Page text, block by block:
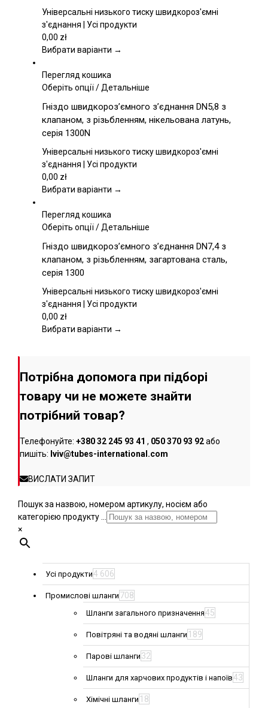
Параметри
можна
на
товару
Універсальні низького тиску швидкороз'ємні
з'єднання | Усі продукти
0,00 zł
Вибрати варіанти →
Перегляд кошика
Оберіть опціїЦей
має
кілька
Параметри
можна
на
товару
/Детальніше
Гніздо швидкороз’ємного з’єднання DN5,8 з
клапаном, з різьбленням, нікельована латунь,
серія 1300N
Універсальні низького тиску швидкороз'ємні
з'єднання | Усі продукти
0,00 zł
Вибрати варіанти →
Перегляд кошика
Оберіть опціїЦей
має
кілька
Параметри
можна
на
/Детальніше
Гніздо швидкороз’ємного з’єднання DN7,4 з
клапаном, з різьбленням, загартована сталь,
серія 1300
Універсальні низького тиску швидкороз'ємні
з'єднання | Усі продукти
0,00 zł
Вибрати варіанти →
Потрібна допомога при підборі
товару чи не можете знайти
потрібний товар?
Телефонуйте: +380 32 245 93 41 , 050 370 93 92або
пишіть: lviv@tubes-international.com
ВИСЛАТИ ЗАПИТ
Пошук за назвою, номером артикулу, носієм або
категорією продукту ...
×
Усі продукти4 606
Промислові шланги 708
Шланги загального призначення45
Повітряні та водяні шланги 189
Парові шланги 32
Шланги для харчових продуктів і напоїв43
Хімічні шланги 18